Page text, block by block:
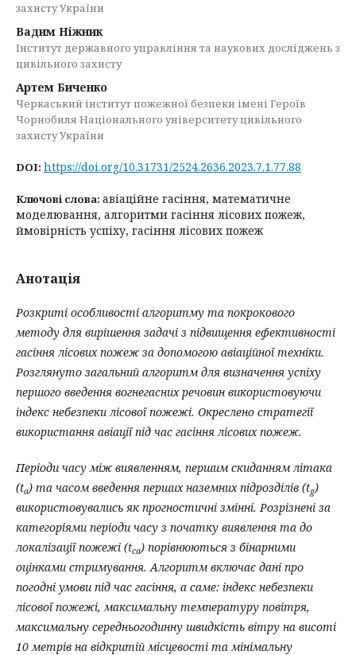
захисту України
Вадим Ніжник
Інститут державного управління та наукових досліджень з
цивільного захисту
Артем Биченко
Черкаський інститут пожежної безпеки імені Героїв
Чорнобиля Національного університету цивільного
захисту України
DOI: https://doi.org/10.31731/2524.2636.2023.7.1.77.88
Ключові слова: авіаційне гасіння, математичне
моделювання, алгоритми гасіння лісових пожеж,
ймовірність успіху, гасіння лісових пожеж
Анотація
Розкриті особливості алгоритму та покрокового
методу для вирішення задачі з підвищення ефективності
гасіння лісових пожеж за допомогою авіаційної техніки.
Розглянуто загальний алгоритм для визначення успіху
першого введення вогнегасних речовин використовуючи
індекс небезпеки лісової пожежі. Окреслено стратегії
використання авіації під час гасіння лісових пожеж.
Періоди часу між виявленням, першим скиданням літака
(ta) та часом введення перших наземних підрозділів (tg)
використовувались як прогностичні змінні. Розрізнені за
категоріями періоди часу з початку виявлення та до
локалізації пожежі (tca) порівнюються з бінарними
оцінками стримування. Алгоритм включає дані про
погодні умови під час гасіння, а саме: індекс небезпеки
лісової пожежі, максимальну температуру повітря,
максимальну середньогодинну швидкість вітру на висоті
10 метрів на відкритій місцевості та мінімальну